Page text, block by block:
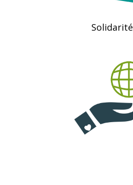
Solidarité